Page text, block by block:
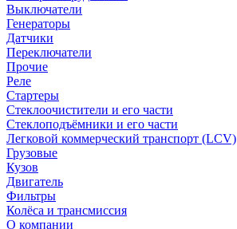
Выключатели
Генераторы
Датчики
Переключатели
Прочие
Реле
Стартеры
Стеклоочистители и его части
Стеклоподъёмники и его части
Легковой коммерческий транспорт (LCV)
Грузовые
Кузов
Двигатель
Фильтры
Колёса и трансмиссия
О компании